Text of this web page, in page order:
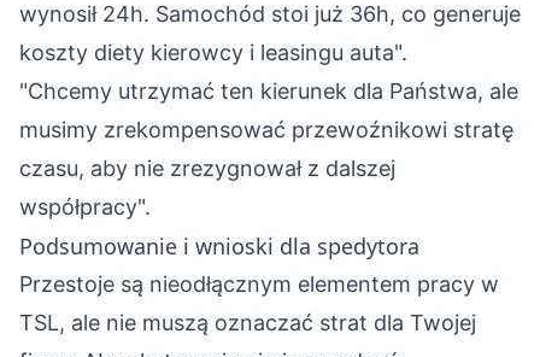
wynosił 24h. Samochód stoi już 36h, co generuje
koszty diety kierowcy i leasingu auta".
"Chcemy utrzymać ten kierunek dla Państwa, ale
musimy zrekompensować przewoźnikowi stratę
czasu, aby nie zrezygnował z dalszej
współpracy".
Podsumowanie i wnioski dla spedytora
Przestoje są nieodłącznym elementem pracy w
TSL, ale nie muszą oznaczać strat dla Twojej